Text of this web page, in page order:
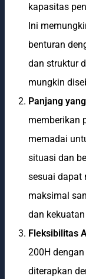
kapasitas
Ini
benturan
dan struktur
mungkin
Panjang
memberikan
memadai
situasi dan
sesuai dapat
maksimal
dan
Fleksibilitas
200H
diterapkan